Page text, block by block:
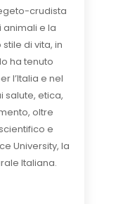
crudista
animali e la
di vita, in
ha tenuto
l’Italia e nel
salute, etica,
oltre
e
University, la
Italiana.